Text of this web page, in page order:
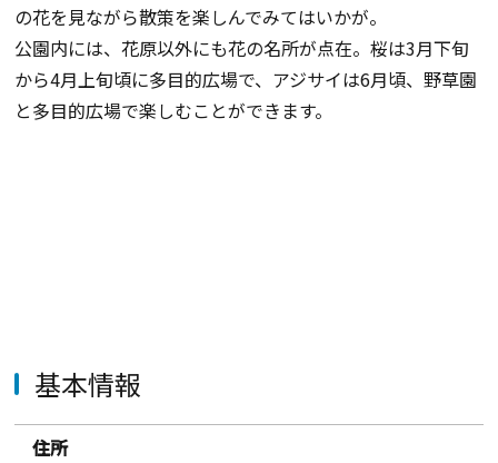
の花を見ながら散策を楽しんでみてはいかが。
公園内には、花原以外にも花の名所が点在。桜は3月下旬
から4月上旬頃に多目的広場で、アジサイは6月頃、野草園
と多目的広場で楽しむことができます。
基本情報
住所